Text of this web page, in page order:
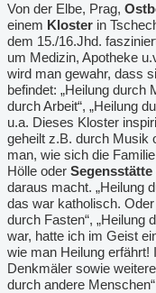
Von der Elbe, Prag,
einem Kloster in
dem 15./16.Jhd.
um Medizin, Apotheke
wird man gewahr, dass
befindet: „Heilung durch
durch Arbeit“, „Heilung
u.a. Dieses Kloster
geheilt z.B. durch Musik
man, wie sich die
Hölle oder Segensstätte
daraus macht. „Heilung
das war katholisch. Oder
durch Fasten“, „Heilung
war, hatte ich im Geist
wie man Heilung erfährt!
Denkmäler sowie
durch andere